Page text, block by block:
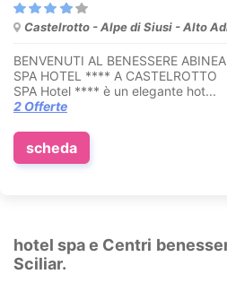
Castelrotto - Alpe di Siusi - Alto
BENVENUTI AL BENESSERE
SPA HOTEL **** A CASTELROTTO
SPA Hotel **** è un elegante hot...
2 Offerte
scheda
hotel spa e Centri
Sciliar.